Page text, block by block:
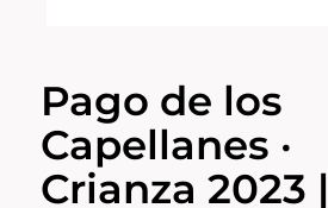
Pago de los
Capellanes ·
Crianza 2023 |